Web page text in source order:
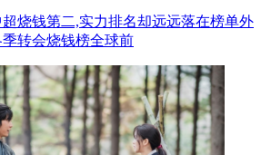
烧钱第二,实力排名却远远落在榜单外
转会烧钱榜全球前